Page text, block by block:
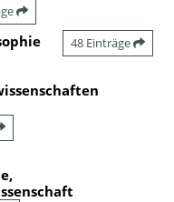
48 Einträge